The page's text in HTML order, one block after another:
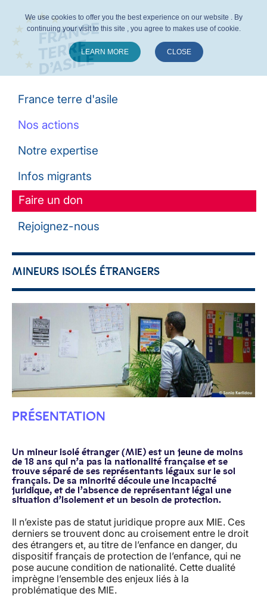
France terre d'asile
Nos actions
Notre expertise
Infos migrants
Faire un don
Rejoignez-nous
MINEURS ISOLÉS ÉTRANGERS
PRÉSENTATION
Un mineur isolé étranger (MIE) est un jeune de moins
de 18 ans qui n’a pas la nationalité française et se
trouve séparé de ses représentants légaux sur le sol
français. De sa minorité découle une incapacité
juridique, et de l’absence de représentant légal une
situation d’isolement et un besoin de protection.
Il n’existe pas de statut juridique propre aux MIE. Ces
derniers se trouvent donc au croisement entre le droit
des étrangers et, au titre de l’enfance en danger, du
dispositif français de protection de l’enfance, qui ne
pose aucune condition de nationalité. Cette dualité
imprègne l’ensemble des enjeux liés à la
problématique des MIE.
We use cookies to offer you the best experience on our website . By
continuing your visit to this site , you agree to makes use of cookie.
LEARN MORE CLOSE